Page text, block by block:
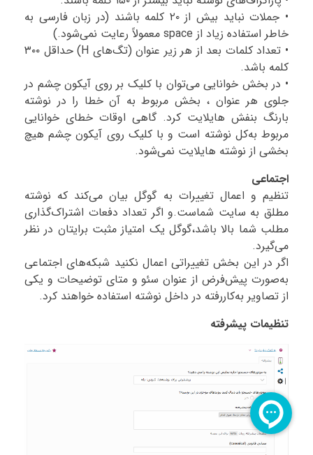
• جملات نباید بیش از ۲۰ کلمه باشند (در زبان فارسی به
خاطر استفاده زیاد از space معمولاً رعایت نمی‌شود.)
• تعداد کلمات بعد از هر زیر عنوان (تگ‌های H) حداقل ۳۰۰
کلمه باشد.
• در بخش خوانایی می‌توان با کلیک بر روی آیکون چشم در
جلوی هر عنوان ، بخش مربوط به آن خطا را در نوشته
بارنگ بنفش هایلایت کرد. گاهی اوقات خطای خوانایی
مربوط به‌کل نوشته است و با کلیک روی آیکون چشم هیچ
بخشی از نوشته هایلایت نمی‌شود.
اجتماعی
تنظیم و اعمال تغییرات به گوگل بیان می‌کند که نوشته
مطلق به سایت شماست.و اگر تعداد دفعات اشتراک‌گذاری
مطلب شما بالا باشد،گوگل یک امتیاز مثبت برایتان در نظر
می‌گیرد.
اگر در این بخش تغییراتی اعمال نکنید شبکه‌های اجتماعی
به‌صورت پیش‌فرض از عنوان سئو و متای توضیحات و یکی
از تصاویر به‌کاررفته در داخل نوشته استفاده خواهند کرد.
تنظیمات پیشرفته